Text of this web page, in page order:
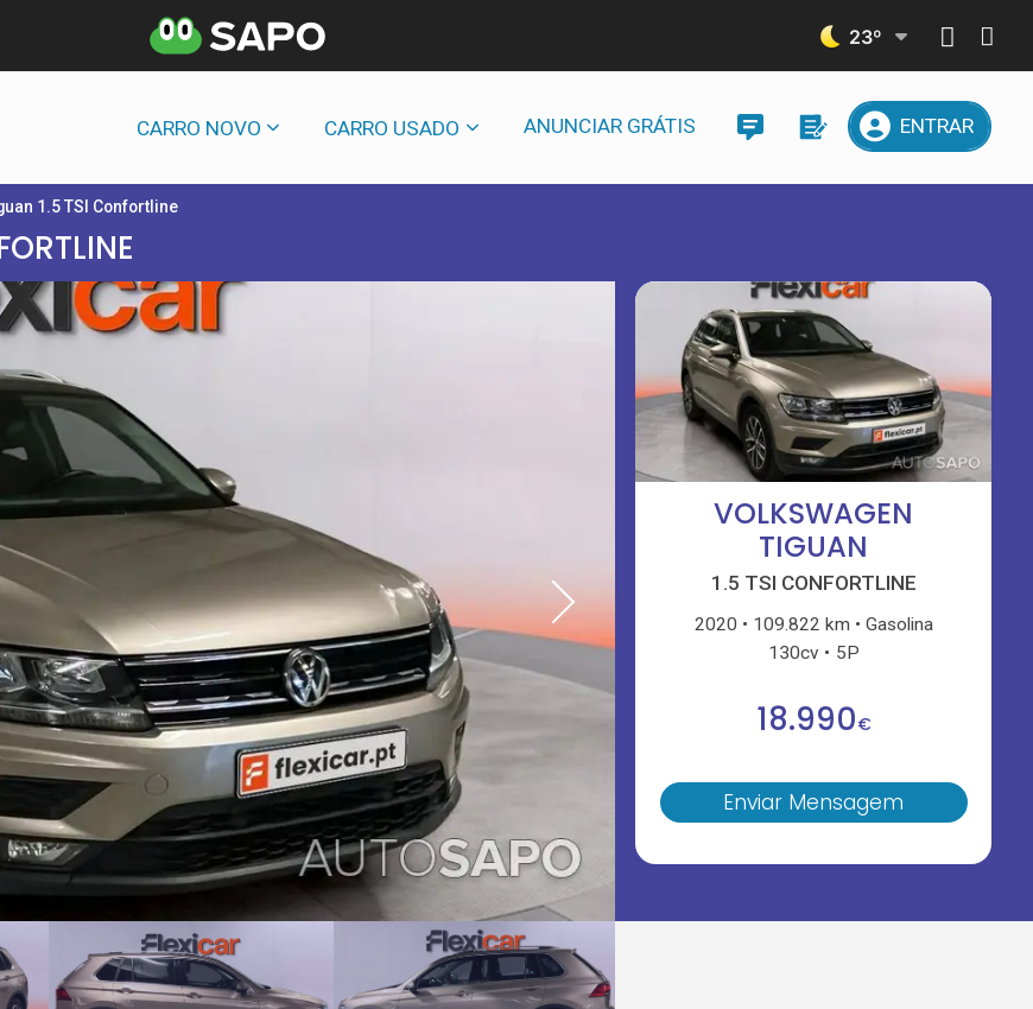
23º
CARRO NOVO CARRO USADO ANUNCIAR GRÁTIS ENTRAR
1.5 TSI Confortline
VOLKSWAGEN
TIGUAN
1.5 TSI CONFORTLINE
2020 109.822 km
Gasolina
130cv
5P
18.990€
Enviar Mensagem